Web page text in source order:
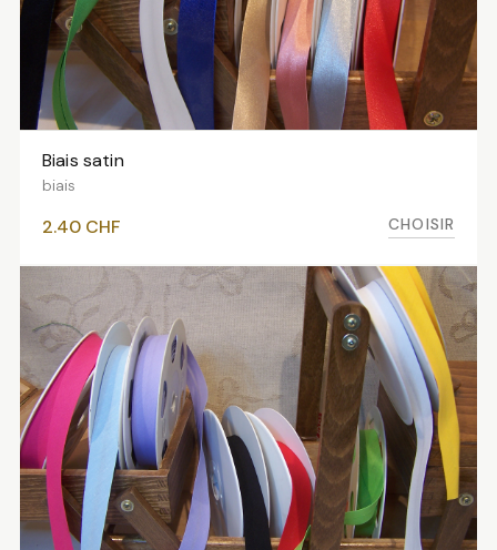
Biais satin
biais
2.40 CHF CHOISIR